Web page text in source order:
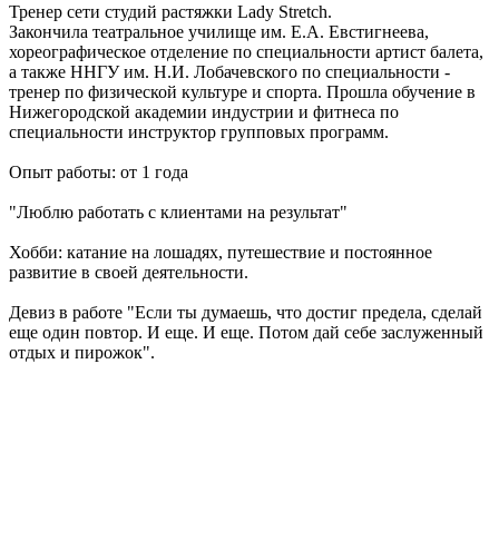
Тренер сети студий растяжки Lady Stretch.
Закончила театральное училище им. Е.А. Евстигнеева,
хореографическое отделение по специальности артист балета,
а также ННГУ им. Н.И. Лобачевского по специальности -
тренер по физической культуре и спорта. Прошла обучение в
Нижегородской академии индустрии и фитнеса по
специальности инструктор групповых программ.
Опыт работы: от 1 года
"Люблю работать с клиентами на результат"
Хобби: катание на лошадях, путешествие и постоянное
развитие в своей деятельности.
Девиз в работе "Если ты думаешь, что достиг предела, сделай
еще один повтор. И еще. И еще. Потом дай себе заслуженный
отдых и пирожок".